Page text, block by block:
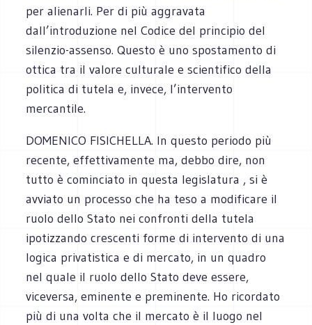
per alienarli. Per di più aggravata
dall’introduzione nel Codice del principio del
silenzio-assenso. Questo è uno spostamento di
ottica tra il valore culturale e scientifico della
politica di tutela e, invece, l’intervento
mercantile.
DOMENICO FISICHELLA. In questo periodo più
recente, effettivamente ma, debbo dire, non
tutto è cominciato in questa legislatura , si è
avviato un processo che ha teso a modificare il
ruolo dello Stato nei confronti della tutela
ipotizzando crescenti forme di intervento di una
logica privatistica e di mercato, in un quadro
nel quale il ruolo dello Stato deve essere,
viceversa, eminente e preminente. Ho ricordato
più di una volta che il mercato è il luogo nel